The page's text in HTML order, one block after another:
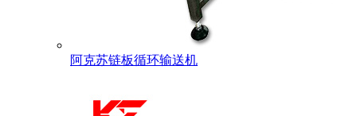
阿克苏链板循环输送机